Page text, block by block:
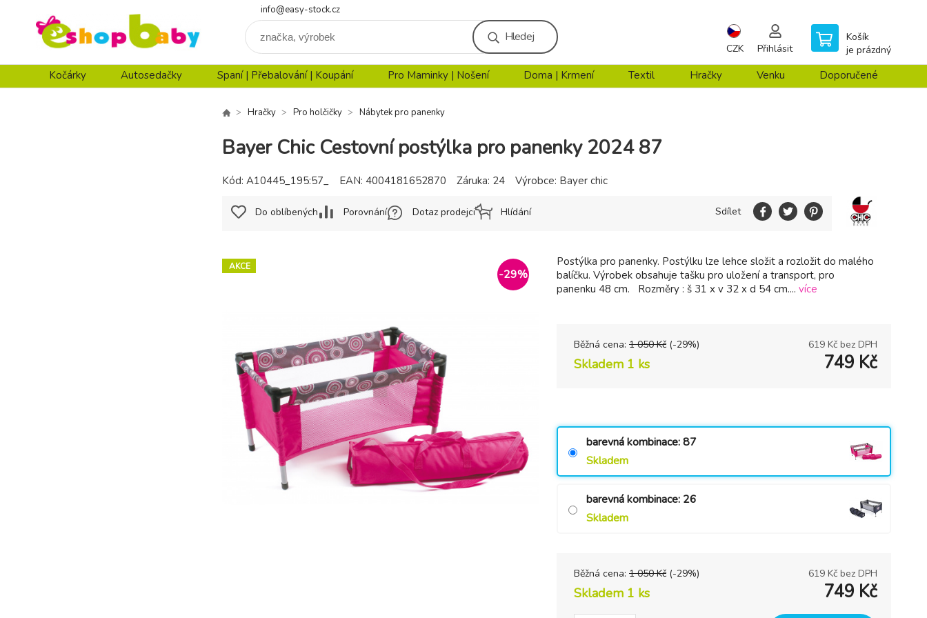
info@easy-stock.cz
Hledej
CZK Přihlásit
Košík
je prázdný
Kočárky Autosedačky Spaní | Přebalování | Koupání Pro Maminky | Nošení Doma | Krmení Textil Hračky Venku Doporučené
Hračky Pro holčičky Nábytek pro panenky
Bayer Chic Cestovní postýlka pro panenky 2024 87
AKCE
-29%
Postýlka pro panenky. Postýlku lze lehce složit a rozložit do malého
balíčku. Výrobek obsahuje tašku pro uložení a transport, pro
panenku 48 cm. Rozměry : š 31 x v 32 x d 54 cm.... více
Běžná cena: 1 050 Kč (-29%) 619 Kč bez DPH
Skladem 1 ks 749 Kč
barevná kombinace: 87
Skladem
barevná kombinace: 26
Skladem
Běžná cena: 1 050 Kč (-29%) 619 Kč bez DPH
Skladem 1 ks 749 Kč
Kód: A10445_195:57_ EAN: 4004181652870 Záruka: 24 Výrobce: Bayer chic
Do oblíbených Porovnání Dotaz prodejci Hlídání Sdílet